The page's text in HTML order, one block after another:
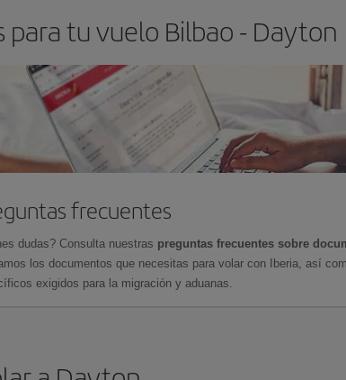
tu vuelo Bilbao - Dayton
frecuentes
dudas? Consulta nuestras preguntas frecuentes sobre
los documentos que necesitas para volar con Iberia, así
exigidos para la migración y aduanas.